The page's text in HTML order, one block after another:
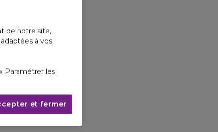
de notre site,
à vos
Paramétrer les
et fermer